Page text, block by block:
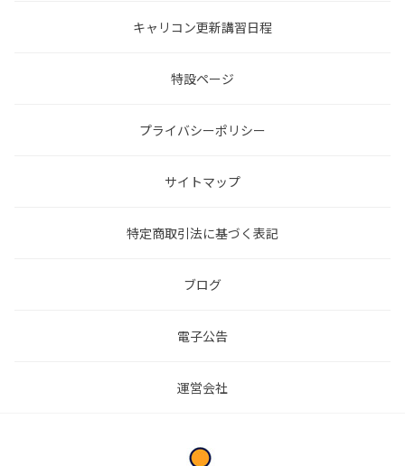
キャリコン更新講習日程
特設ページ
プライバシーポリシー
サイトマップ
特定商取引法に基づく表記
ブログ
電子公告
運営会社